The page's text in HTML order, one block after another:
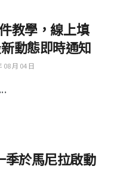
教學，線上填
動態即時通知
08 月 04 日
季於馬尼拉啟動